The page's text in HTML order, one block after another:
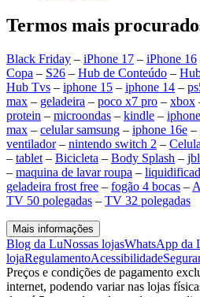
Termos mais
Black Friday – iPhone 17 – iPhone 16
Copa – S26 – Hub de Conteúdo –
Hub Tvs – iphone 15 – iphone 14 –
max – geladeira – poco x7 pro – xbox
protein – microondas – kindle –
max – celular samsung – iphone 16e –
ventilador– nintendo switch 2 –
– tablet – Bicicleta – Body Splash – jbl
– maquina de lavar roupa –
geladeira frost free – fogão 4 bocas –
TV 50 polegadas – TV 32 polegadas
Mais informações
Blog da LuNossas lojasWhatsApp da
lojaRegulamentoAcessibilidade
Preços e condições de pagamento
internet, podendo variar nas lojas